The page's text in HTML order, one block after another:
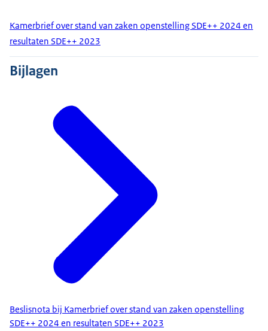
Kamerbrief over stand van zaken openstelling SDE++ 2024 en
resultaten SDE++ 2023
Bijlagen
Beslisnota bij Kamerbrief over stand van zaken openstelling
SDE++ 2024 en resultaten SDE++ 2023